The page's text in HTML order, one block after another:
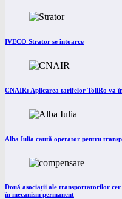
IVECO Strator se întoarce
CNAIR: Aplicarea tarifelor TollRo va
Alba Iulia caută operator pentru
Două asociații ale transportatorilor cer
în mecanism permanent